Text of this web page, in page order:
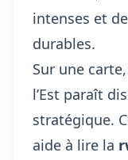
intenses et
durables.
Sur une
l’Est paraît
stratégique.
aide à lire la